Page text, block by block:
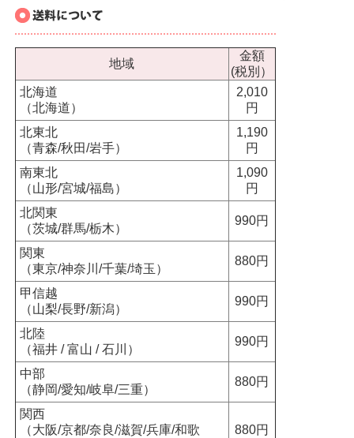
地域
金額
(税別）
北海道
（北海道）
2,010
円
北東北
（青森/秋田/岩手）
1,190
円
南東北
（山形/宮城/福島）
1,090
円
北関東
（茨城/群馬/栃木）
990円
関東
（東京/神奈川/千葉/埼玉）
880円
甲信越
（山梨/長野/新潟）
990円
北陸
（福井 / 富山 / 石川）
990円
中部
（静岡/愛知/岐阜/三重）
880円
関西
（大阪/京都/奈良/滋賀/兵庫/和歌
880円